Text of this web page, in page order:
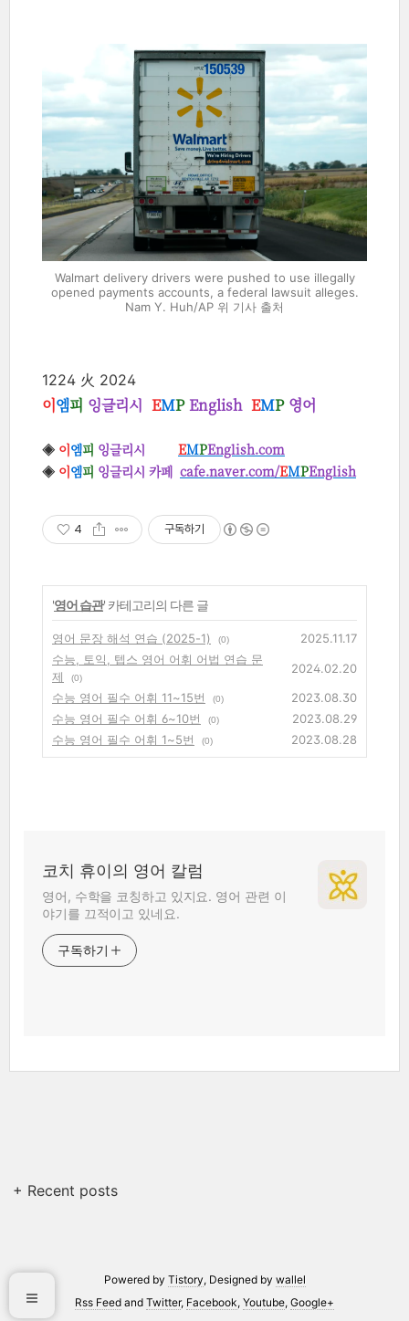
Walmart delivery drivers were pushed to use illegally
opened payments accounts, a federal lawsuit alleges.
Nam Y. Huh/AP 위 기사 출처
1224 火 2024
이엠피 잉글리시 EMPEnglish EMP 영어
◈ 이엠피 잉글리시 EMPEnglish.com
◈ 이엠피 잉글리시 카페 cafe.naver.com/EMPEnglish
4 구독하기
'영어 습관' 카테고리의 다른 글
영어 문장 해석 연습 (2025-1) (0)
2025.11.17
수능, 토익, 텝스 영어 어휘 어법 연습 문
제
(0)
2024.02.20
수능 영어 필수 어휘 11~15번
(0)
2023.08.30
수능 영어 필수 어휘 6~10번
(0)
2023.08.29
수능 영어 필수 어휘 1~5번
(0) 2023.08.28
코치 휴이의 영어 칼럼
영어, 수학을 코칭하고 있지요. 영어 관련 이
야기를 끄적이고 있네요.
구독하기
+ Recent posts
Powered by Tistory, Designed by wallel
Rss Feed and Twitter, Facebook, Youtube, Google+